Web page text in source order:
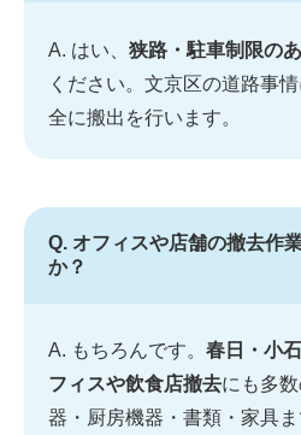
A. はい、 狭路・駐車制限の
ください。文京区の道路事
全に搬出を行います。
Q. オフィスや店舗の撤去作
か？
A. もちろんです。 春日・小
フィスや飲食店撤去にも多
器・厨房機器・書類・家具ま